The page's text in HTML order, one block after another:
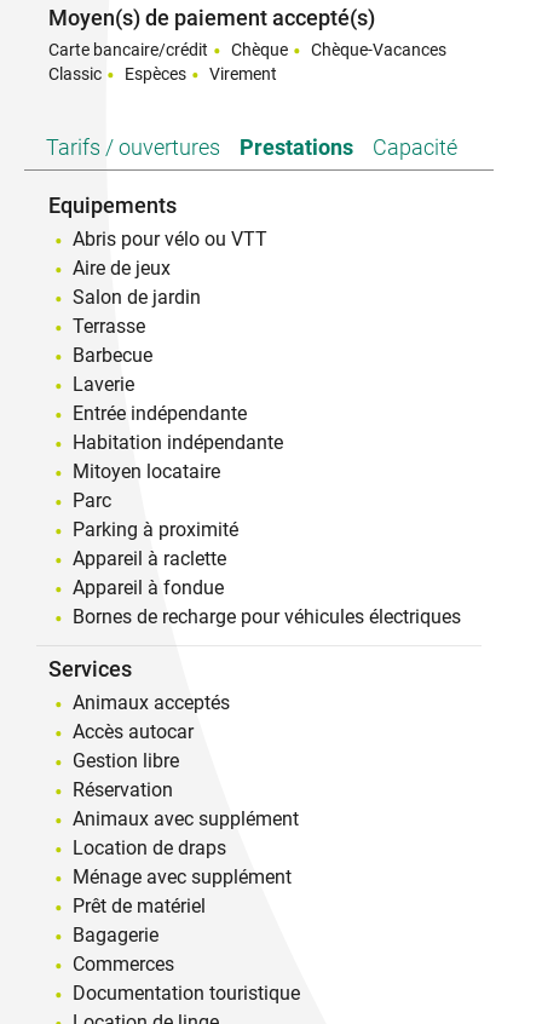
Moyen(s) de paiement accepté(s)
Carte bancaire/crédit Chèque
Chèque-Vacances
Classic
Espèces Virement
Tarifs / ouvertures Prestations Capacité
Equipements
Abris pour vélo ou VTT
Aire de jeux
Salon de jardin
Terrasse
Barbecue
Laverie
Entrée indépendante
Habitation indépendante
Mitoyen locataire
Parc
Parking à proximité
Appareil à raclette
Appareil à fondue
Bornes de recharge pour véhicules électriques
Services
Animaux acceptés
Accès autocar
Gestion libre
Réservation
Animaux avec supplément
Location de draps
Ménage avec supplément
Prêt de matériel
Bagagerie
Commerces
Documentation touristique